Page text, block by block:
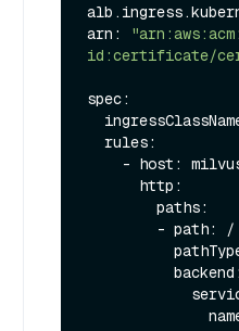
arn:
id:certificate/
spec: